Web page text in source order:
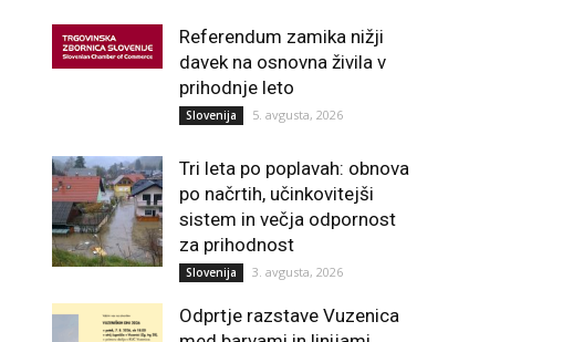
Referendum zamika nižji
davek na osnovna živila v
prihodnje leto
Slovenija 5. avgusta, 2026
Tri leta po poplavah: obnova
po načrtih, učinkovitejši
sistem in večja odpornost
za prihodnost
Slovenija 3. avgusta, 2026
Odprtje razstave Vuzenica